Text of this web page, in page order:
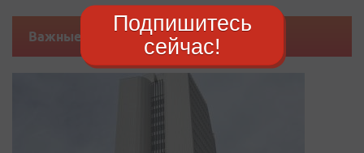
Важные новости
Подпишитесь
сейчас!